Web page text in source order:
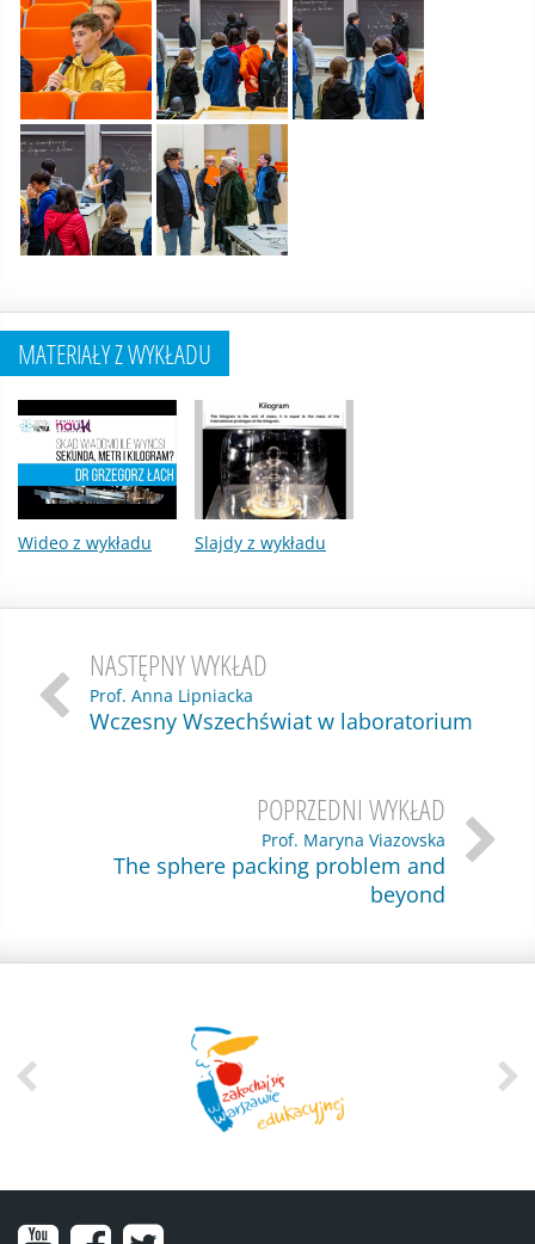
MATERIAŁY Z WYKŁADU
Wideo z wykładu Slajdy z wykładu
NASTĘPNY WYKŁAD
Prof. Anna Lipniacka
Wczesny Wszechświat w laboratorium
POPRZEDNI WYKŁAD
Prof. Maryna Viazovska
The sphere packing problem and
beyond